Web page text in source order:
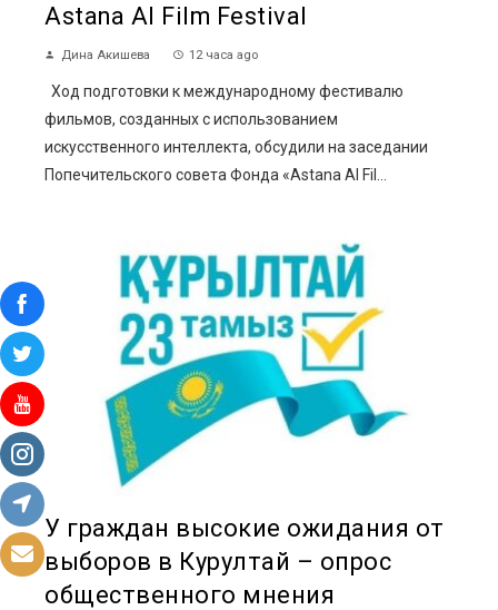
Astana AI Film Festival
Дина Акишева 12 часа ago
Ход подготовки к международному фестивалю
фильмов, созданных с использованием
искусственного интеллекта, обсудили на заседании
Попечительского совета Фонда «Astana AI Fil...
У граждан высокие ожидания от
выборов в Курултай – опрос
общественного мнения